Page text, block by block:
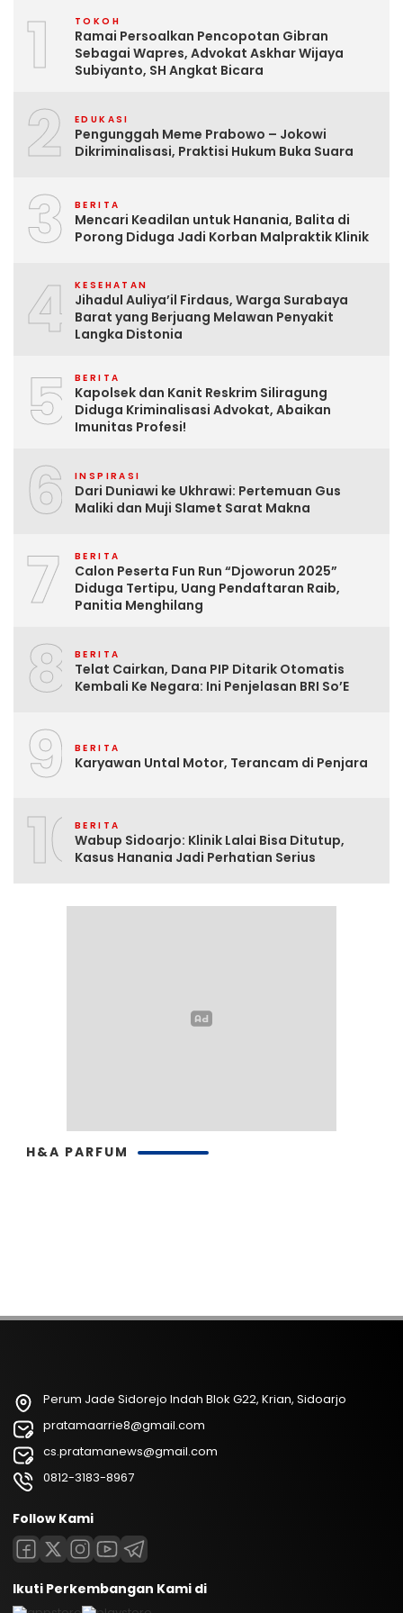
1 TOKOH
Ramai Persoalkan Pencopotan Gibran
Sebagai Wapres, Advokat Askhar Wijaya
Subiyanto, SH Angkat Bicara
2 EDUKASI
Pengunggah Meme Prabowo – Jokowi
Dikriminalisasi, Praktisi Hukum Buka Suara
3 BERITA
Mencari Keadilan untuk Hanania, Balita di
Porong Diduga Jadi Korban Malpraktik Klinik
4 KESEHATAN
Jihadul Auliya’il Firdaus, Warga Surabaya
Barat yang Berjuang Melawan Penyakit
Langka Distonia
5 BERITA
Kapolsek dan Kanit Reskrim Siliragung
Diduga Kriminalisasi Advokat, Abaikan
Imunitas Profesi!
6 INSPIRASI
Dari Duniawi ke Ukhrawi: Pertemuan Gus
Maliki dan Muji Slamet Sarat Makna
7 BERITA
Calon Peserta Fun Run “Djoworun 2025”
Diduga Tertipu, Uang Pendaftaran Raib,
Panitia Menghilang
8 BERITA
Telat Cairkan, Dana PIP Ditarik Otomatis
Kembali Ke Negara: Ini Penjelasan BRI So’E
9 BERITA
Karyawan Untal Motor, Terancam di Penjara
10BERITA
Wabup Sidoarjo: Klinik Lalai Bisa Ditutup,
Kasus Hanania Jadi Perhatian Serius
H&A PARFUM
Perum Jade Sidorejo Indah Blok G22, Krian, Sidoarjo
pratamaarrie8@gmail.com
cs.pratamanews@gmail.com
0812-3183-8967
Follow Kami
Ikuti Perkembangan Kami di